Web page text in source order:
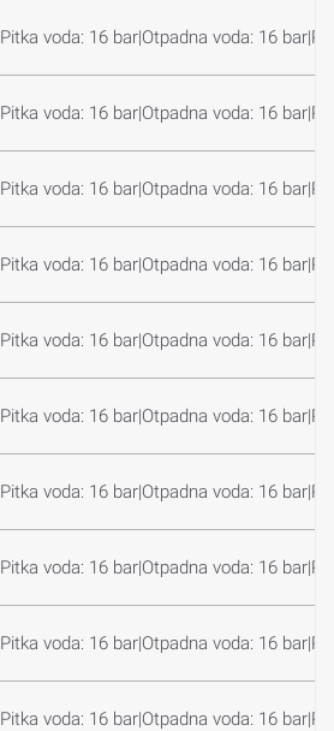
Pitka voda: 16 bar|Otpadna voda: 16
Pitka voda: 16 bar|Otpadna voda: 16
Pitka voda: 16 bar|Otpadna voda: 16
Pitka voda: 16 bar|Otpadna voda: 16
Pitka voda: 16 bar|Otpadna voda: 16
Pitka voda: 16 bar|Otpadna voda: 16
Pitka voda: 16 bar|Otpadna voda: 16
Pitka voda: 16 bar|Otpadna voda: 16
Pitka voda: 16 bar|Otpadna voda: 16
Pitka voda: 16 bar|Otpadna voda: 16